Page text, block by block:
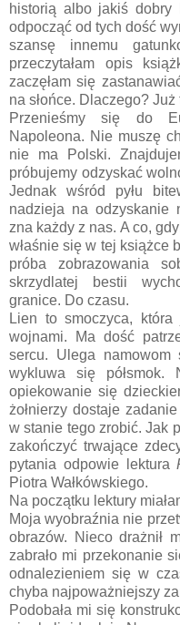
historią albo jakiś dobry
odpocząć od tych dość
szansę innemu
przeczytałam opis
zaczęłam się
na słońce. Dlaczego?
Przenieśmy się do
Napoleona. Nie muszę
nie ma Polski.
próbujemy odzyskać
Jednak wśród pyłu
nadzieja na odzyskanie
zna każdy z nas. A co,
właśnie się w tej książce
próba zobrazowania
skrzydlatej bestii
granice. Do czasu.
Lien to smoczyca,
wojnami. Ma dość
sercu. Ulega
wykluwa się półsmok.
opiekowanie się
żołnierzy dostaje
w stanie tego zrobić. Jak
zakończyć trwające
pytania odpowie lektura
Piotra Wałkówskiego.
Na początku lektury
Moja wyobraźnia nie
obrazów. Nieco drażnił
zabrało mi przekonanie
odnalezieniem się w
chyba najpoważniejszy
Podobała mi się